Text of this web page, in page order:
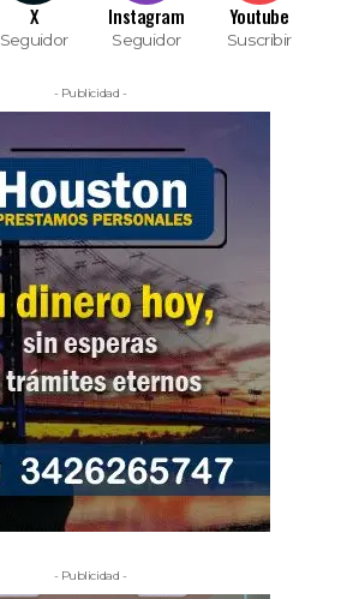
X
Seguidor
Instagram
Seguidor
Youtube
Suscribir
- Publicidad -
- Publicidad -